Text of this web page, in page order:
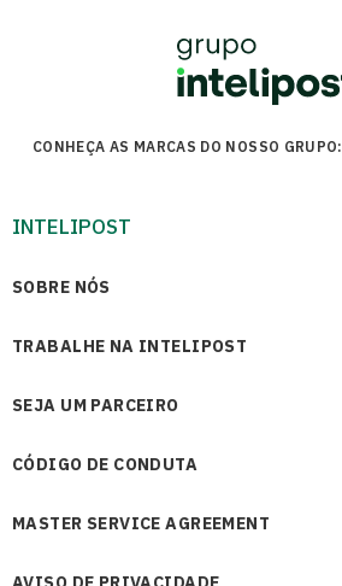
CONHEÇA AS MARCAS DO NOSSO GRUPO:
INTELIPOST
SOBRE NÓS
TRABALHE NA INTELIPOST
SEJA UM PARCEIRO
CÓDIGO DE CONDUTA
MASTER SERVICE AGREEMENT